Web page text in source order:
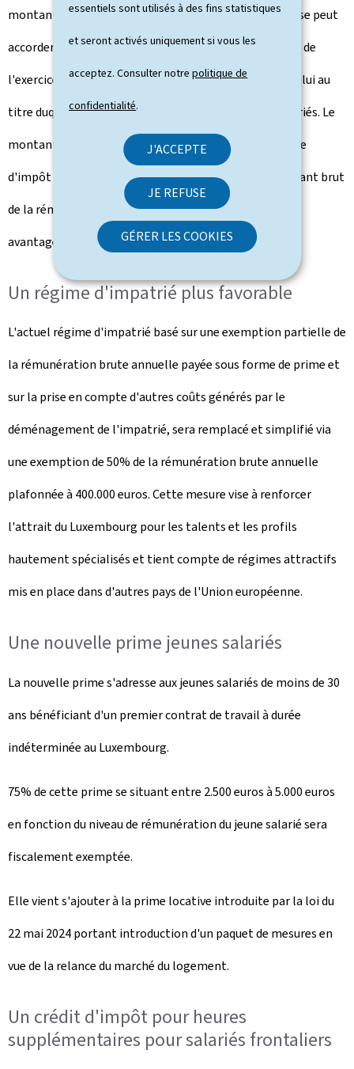
essentiels sont utilisés à des fins statistiques
et seront activés uniquement si vous les
acceptez. Consulter notrepolitique de
confidentialité.
J'ACCEPTE
JE REFUSE
GÉRER LES COOKIES
montant total de la prime participative que l'entreprise peut
accorder aux salariés à 7,5 pour cent du résultat positif de
l'exercice d'exploitation précédant immédiatement celui au
titre duquel la prime participative est allouée aux salariés. Le
montant maximal de la prime partiellement exemptée
d'impôt est également porté de 25 pour cent du montant brut
de la rémunération annuelle, avant incorporation des
avantages en espèces et en nature, à 30 pour cent.
Un régime d'impatrié plus favorable
L'actuel régime d'impatrié basé sur une exemption partielle de
la rémunération brute annuelle payée sous forme de prime et
sur la prise en compte d'autres coûts générés par le
déménagement de l'impatrié, sera remplacé et simplifié via
une exemption de 50% de la rémunération brute annuelle
plafonnée à 400.000 euros. Cette mesure vise à renforcer
l'attrait du Luxembourg pour les talents et les profils
hautement spécialisés et tient compte de régimes attractifs
mis en place dans d'autres pays de l'Union européenne.
Une nouvelle prime jeunes salariés
La nouvelle prime s'adresse aux jeunes salariés de moins de 30
ans bénéficiant d'un premier contrat de travail à durée
indéterminée au Luxembourg.
75% de cette prime se situant entre 2.500 euros à 5.000 euros
en fonction du niveau de rémunération du jeune salarié sera
fiscalement exemptée.
Elle vient s'ajouter à la prime locative introduite par la loi du
22 mai 2024 portant introduction d'un paquet de mesures en
vue de la relance du marché du logement.
Un crédit d'impôt pour heures
supplémentaires pour salariés frontaliers